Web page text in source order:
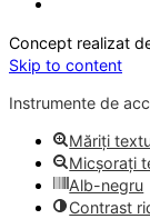
Concept realizat
Skip to content
Instrumente de
Măriți
Micșorați
Alb-negru
Contrast